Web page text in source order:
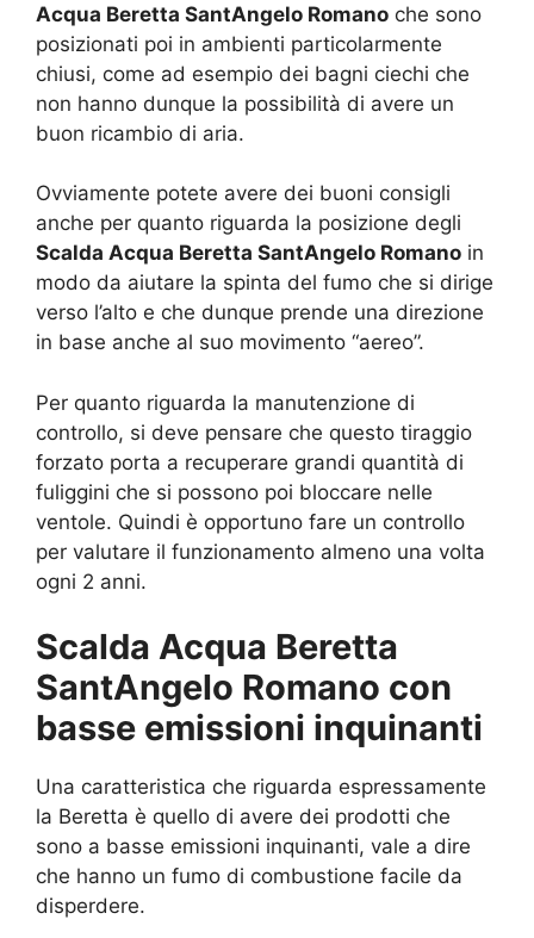
Acqua Beretta SantAngelo Romano che sono
posizionati poi in ambienti particolarmente
chiusi, come ad esempio dei bagni ciechi che
non hanno dunque la possibilità di avere un
buon ricambio di aria.
Ovviamente potete avere dei buoni consigli
anche per quanto riguarda la posizione degli
Scalda Acqua Beretta SantAngelo Romano in
modo da aiutare la spinta del fumo che si dirige
verso l’alto e che dunque prende una direzione
in base anche al suo movimento “aereo”.
Per quanto riguarda la manutenzione di
controllo, si deve pensare che questo tiraggio
forzato porta a recuperare grandi quantità di
fuliggini che si possono poi bloccare nelle
ventole. Quindi è opportuno fare un controllo
per valutare il funzionamento almeno una volta
ogni 2 anni.
Scalda Acqua Beretta
SantAngelo Romano con
basse emissioni inquinanti
Una caratteristica che riguarda espressamente
la Beretta è quello di avere dei prodotti che
sono a basse emissioni inquinanti, vale a dire
che hanno un fumo di combustione facile da
disperdere.